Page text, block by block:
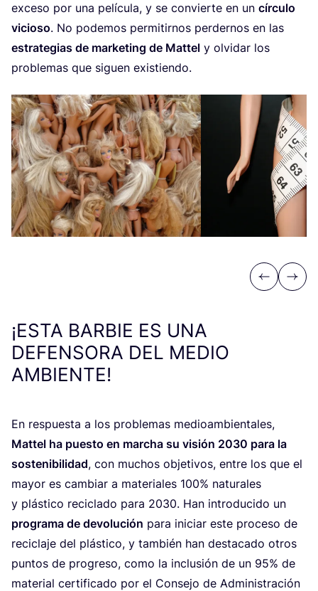
exce­so por una pelí­cu­la, y se con­vier­te en un círcu­lo
vicio­so. No pode­mos per­mi­tir­nos per­der­nos en las
estra­te­gias de mar­ke­ting de Mat­tel y olvi­dar los
pro­ble­mas que siguen existiendo.
Previous
Next
¡ESTA BARBIE ES UNA
DEFENSORA DEL MEDIO
AMBIENTE!
En res­pues­ta a los pro­ble­mas medioam­bien­ta­les,
Mat­tel ha pues­to en mar­cha su visión 2030 para la
sos­te­ni­bi­li­dad, con muchos obje­ti­vos, entre los que el
mayor es cam­biar a mate­ria­les 100% natu­ra­les
y plás­ti­co reci­cla­do para 2030. Han intro­du­ci­do un
pro­gra­ma de devo­lu­ción para ini­ciar este pro­ce­so de
reci­cla­je del plás­ti­co, y tam­bién han des­ta­ca­do otros
pun­tos de pro­gre­so, como la inclu­sión de un 95% de
mate­rial cer­ti­fi­ca­do por el Con­se­jo de Admi­nis­tra­ción